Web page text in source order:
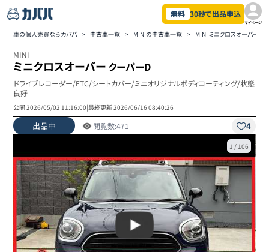
無料 30秒で出品申込
マイページ
車の個人売買ならカババ > 中古車一覧 > MINIの中古車一覧 > MINI ミニクロスオーバーの
MINI
ミニクロスオーバー クーパーD
ドライブレコーダー/ETC/シートカバー/ミニオリジナルボディコーティング/状態
良好
公開2026/05/02 11:16:00|最終更新2026/06/16 08:40:26
出品中 閲覧数:471 4
1 / 106